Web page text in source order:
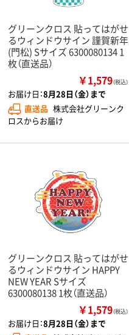
グリーンクロス 貼ってはがせ
るウィンドウサイン 謹賀新年
(門松) Sサイズ 6300080134 1
枚（直送品）
￥1,579（税込）
お届け日：8月28日（金）まで
直送品 株式会社グリーンク
ロスからお届け
グリーンクロス 貼ってはがせ
るウィンドウサイン HAPPY
NEW YEAR Sサイズ
6300080138 1枚（直送品）
￥1,579（税込）
お届け日：8月28日（金）まで